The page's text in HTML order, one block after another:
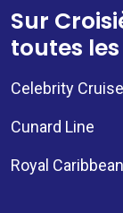
Sur
toutes
Celebrity
Cunard Line
Royal Caribbean